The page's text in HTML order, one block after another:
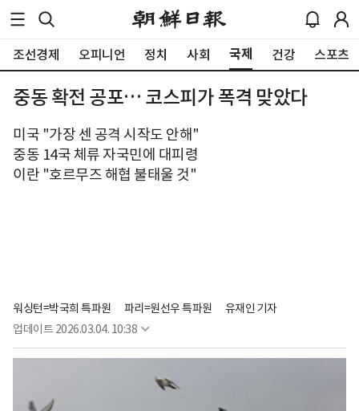
조선경제 오피니언 정치 사회 국제 건강 스포츠
중동 확전 공포… 코스피가 폭격 맞았다
미국 "가장 센 공격 시작도 안해"
중동 14국 체류 자국민에 대피령
이란 "호르무즈 해협 불태울 것"
워싱턴=박국희 특파원 파리=원선우 특파원
유재인 기자
업데이트 2026.03.04. 10:38